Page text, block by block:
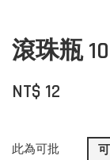
滾珠瓶
NT$ 12
此為可批